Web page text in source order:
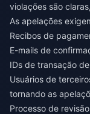
violações são
As apelações
Recibos de
E-mails de
IDs de transação
Usuários de
tornando as
Processo de